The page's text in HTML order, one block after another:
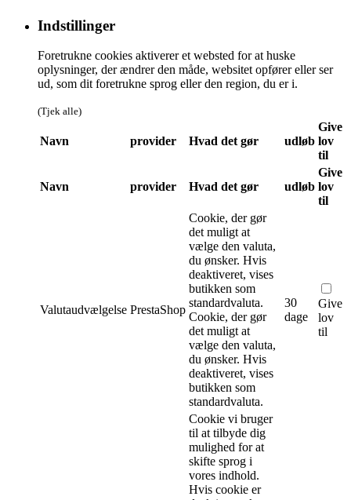
Indstillinger
Foretrukne cookies aktiverer et websted for at huske
oplysninger, der ændrer den måde, websitet opfører eller ser
ud, som dit foretrukne sprog eller den region, du er i.
(Tjek alle)
Navn provider Hvad det gør udløb
Give
lov
til
Navn provider Hvad det gør udløb
Give
lov
til
Valutaudvælgelse PrestaShop
Cookie, der gør
det muligt at
vælge den valuta,
du ønsker. Hvis
deaktiveret, vises
butikken som
standardvaluta.
Cookie, der gør
det muligt at
vælge den valuta,
du ønsker. Hvis
deaktiveret, vises
butikken som
standardvaluta.
30
dage
Give
lov
til
Cookie vi bruger
til at tilbyde dig
mulighed for at
skifte sprog i
vores indhold.
Hvis cookie er